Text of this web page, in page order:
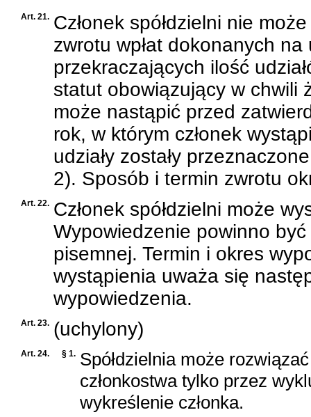
Art. 21. Członek spółdzielni nie
zwrotu wpłat dokonanych na
przekraczających ilość
statut obowiązujący w chwili
może nastąpić przed
rok, w którym członek
udziały zostały
2). Sposób i termin zwrotu
Art. 22. Członek spółdzielni może
Wypowiedzenie powinno
pisemnej. Termin i okres
wystąpienia uważa się
wypowiedzenia.
Art. 23. (uchylony)
Art. 24. § 1. Spółdzielnia może
członkostwa tylko przez
wykreślenie członka.